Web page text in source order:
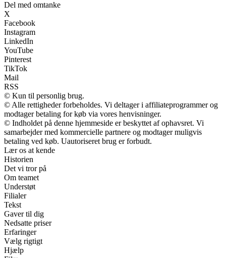
Del med omtanke
X
Facebook
Instagram
LinkedIn
YouTube
Pinterest
TikTok
Mail
RSS
© Kun til personlig brug.
© Alle rettigheder forbeholdes. Vi deltager i affiliateprogrammer og
modtager betaling for køb via vores henvisninger.
© Indholdet på denne hjemmeside er beskyttet af ophavsret. Vi
samarbejder med kommercielle partnere og modtager muligvis
betaling ved køb. Uautoriseret brug er forbudt.
Lær os at kende
Historien
Det vi tror på
Om teamet
Understøt
Filialer
Tekst
Gaver til dig
Nedsatte priser
Erfaringer
Vælg rigtigt
Hjælp